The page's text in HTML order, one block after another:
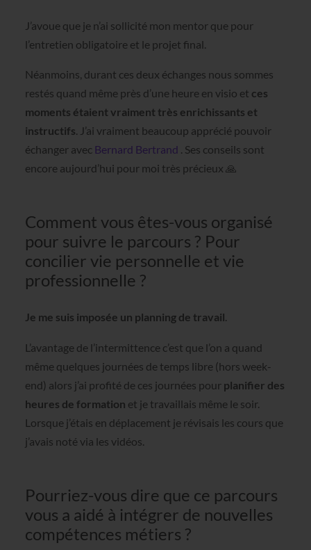
J’avoue que je n’ai sollicité mon mentor que pour
l’entretien obligatoire et le projet final.
Néanmoins, durant ces deux échanges nous sommes
restés quand même près d’une heure en visio et ces
moments étaient vraiment très enrichissants et
instructifs. J’ai vraiment beaucoup apprécié pouvoir
échanger avec Bernard Bertrand . Ses conseils sont
encore aujourd’hui pour moi très précieux 🙏
Comment vous êtes-vous organisé
pour suivre le parcours ? Pour
concilier vie personnelle et vie
professionnelle ?
Je me suis imposée un planning de travail.
L’avantage de l’intermittence c’est que l’on a quand
même quelques journées de temps libre (hors week-
end) alors j’ai profité de ces journées pour planifier des
heures de formation et je travaillais même le soir.
Lorsque j’étais en déplacement je révisais les cours que
j’avais noté via les vidéos.
Pourriez-vous dire que ce parcours
vous a aidé à intégrer de nouvelles
compétences métiers ?